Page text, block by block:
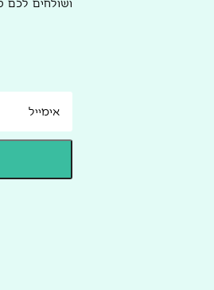
ושולחים לכם